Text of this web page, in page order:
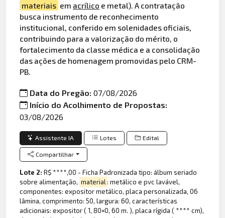
materiais em acrílico e metal). A contratação
busca instrumento de reconhecimento
institucional, conferido em solenidades oficiais,
contribuindo para a valorização do mérito, o
fortalecimento da classe médica e a consolidação
das ações de homenagem promovidas pelo CRM-
PB.
Data do Pregão:07/08/2026
Início do Acolhimento de Propostas:
03/08/2026
Assistente IA Lotes Edital
Compartilhar
Lote 2:R$ ****,00 - Ficha Padronizada tipo: álbum seriado
sobre alimentação, material: metálico e pvc lavável,
componentes: expositor metálico, placa personalizada, 06
lâmina, comprimento: 50, largura: 60, características
adicionais: expositor ( 1, 80×0, 60 m. ), placa rígida ( **** cm),